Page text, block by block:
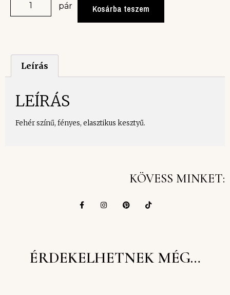
pár Kosárba teszem
Leírás
LEÍRÁS
Fehér színű, fényes, elasztikus kesztyű.
KÖVESS MINKET:
ÉRDEKELHETNEK MÉG…